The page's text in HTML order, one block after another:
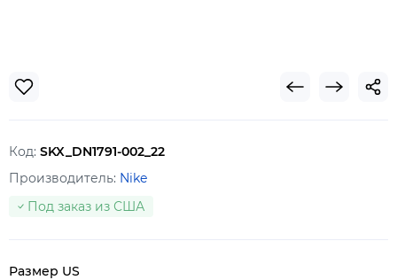
Код: SKX_DN1791-002_22
Производитель: Nike
Под заказ из США
Размер US